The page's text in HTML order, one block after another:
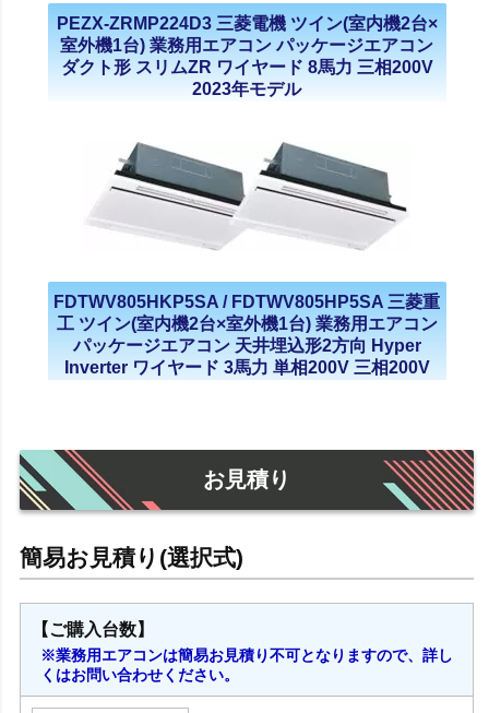
PEZX-ZRMP224D3 三菱電機 ツイン(室内機2台×
室外機1台) 業務用エアコン パッケージエアコン
ダクト形 スリムZR ワイヤード 8馬力 三相200V
2023年モデル
FDTWV805HKP5SA / FDTWV805HP5SA 三菱重
工 ツイン(室内機2台×室外機1台) 業務用エアコン
パッケージエアコン 天井埋込形2方向 Hyper
Inverter ワイヤード 3馬力 単相200V 三相200V
お見積り
【ご購入台数】
※業務用エアコンは簡易お見積り不可となりますので、詳し
くはお問い合わせください。